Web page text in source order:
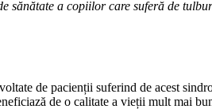
sănătate a copiilor care suferă de
de pacienții suferind de acest
de o calitate a vieții mult mai